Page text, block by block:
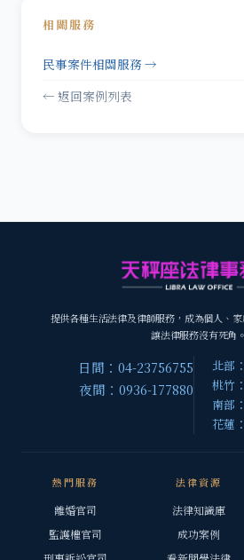
相關服務
民事案件相關服務 →
← 返回案例列表
提供各種生活法律及律師服務，成為個人、
讓法律服務沒有死角。
日間：04-23756755
夜間：0936-177880
北部
桃竹
南部
花蓮
熱門服務
離婚官司
監護權官司
法律資源
法律知識庫
成功案例